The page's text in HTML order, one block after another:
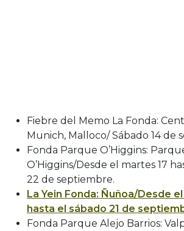
Fiebre del Memo La Fonda:
Munich, Malloco/ Sábado 14 de
Fonda Parque O’Higgins:
O’Higgins/Desde el martes 17
22 de septiembre.
La Yein Fonda: Ñuñoa/Desde
hasta el sábado 21 de
Fonda Parque Alejo Barrios: